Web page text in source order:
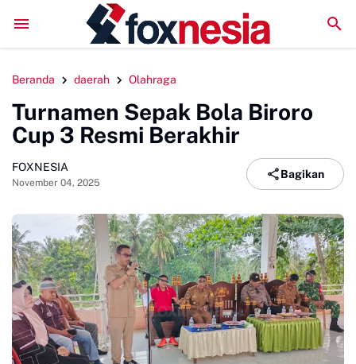
LPM Penalaran UNM Gelar Sidang Pleno, Evaluasi
Beranda daerah Olahraga
Turnamen Sepak Bola Biroro
Cup 3 Resmi Berakhir
FOXNESIA
November 04, 2025
Bagikan